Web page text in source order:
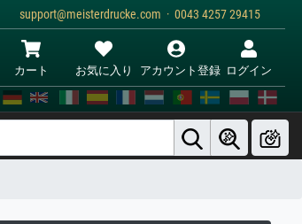
support@meisterdrucke.com · 0043 4257 29415
カート お気に入り アカウント登録 ログイン